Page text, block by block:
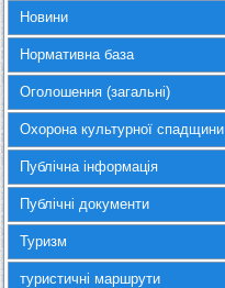
Новини
Нормативна база
Оголошення (загальні)
Охорона культурної спадщини
Публічна інформація
Публічні документи
Туризм
туристичні маршрути